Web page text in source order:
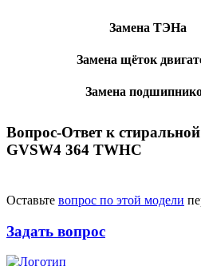
Замена ТЭНа
Замена щёток
Замена
Вопрос-Ответ к
GVSW4 364 TWHC
Оставьте вопрос по этой модели
Задать вопрос